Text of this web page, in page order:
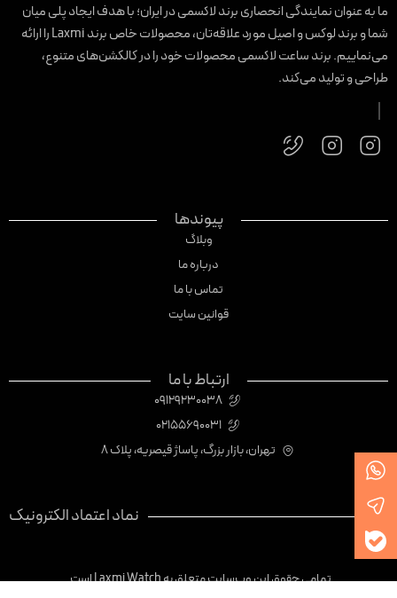
ما به عنوان نمایندگی انحصاری برند لاکسمی در ایران؛ با هدف ایجاد پلی میان
شما و برند لوکس و اصیل مورد علاقه‌تان، محصولات خاص برند Laxmi را ارائه
می‌نماییم. برند ساعت لاکسمی محصولات خود را در کالکشن‌های متنوع،
طراحی و تولید می‌کند.
پیوندها
وبلاگ
درباره ما
تماس با ما
قوانین سایت
ارتباط با ما
09129230038
02155690031
تهران، بازار بزرگ، پاساژ قیصریه، پلاک 8
نماد اعتماد الکترونیک
تمامی حقوق این وب‌سایت متعلق به Laxmi Watch است.